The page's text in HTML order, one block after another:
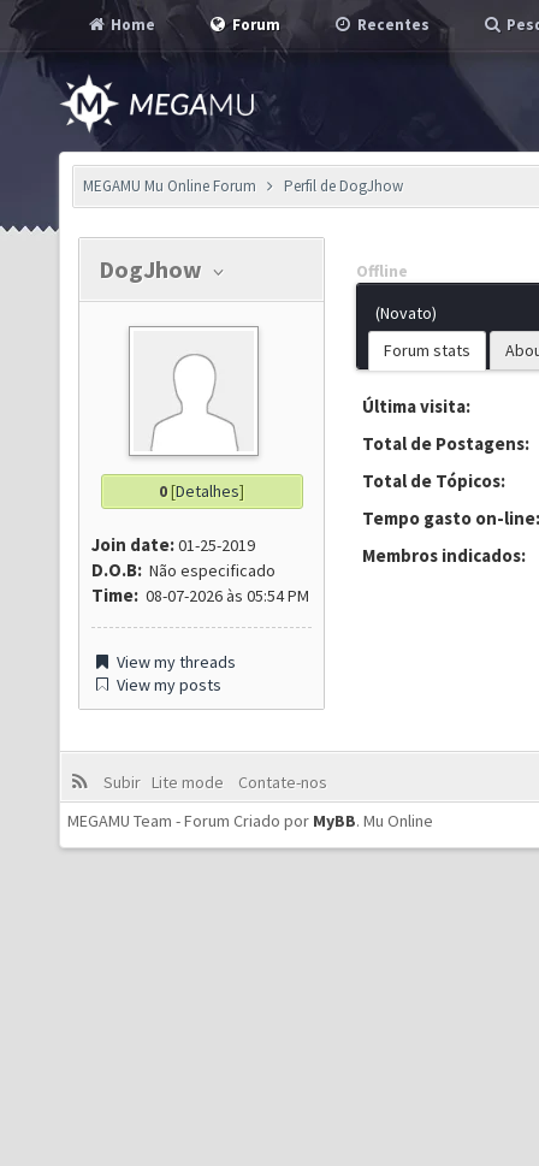
Home Forum Recentes
MEGAMU Mu Online Forum Perfil de DogJhow
DogJhow
0[Detalhes]
Join date:01-25-2019
D.O.B: Não especificado
Time: 08-07-2026 às 05:54 PM
View my threads
View my posts
Offline
(Novato)
Forum stats
Última visita:
Total de Postagens:
Total de Tópicos:
Tempo gasto on-line:
Membros indicados:
Subir Lite mode
Contate-nos
MEGAMU Team - Forum Criado por MyBB. Mu Online